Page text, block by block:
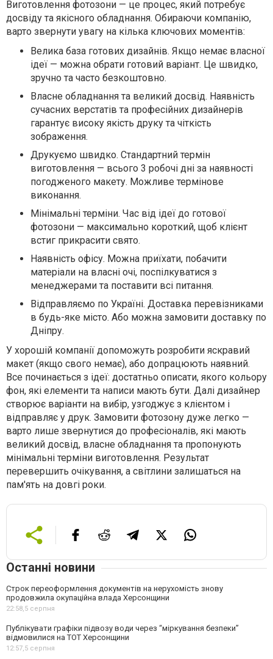
Виготовлення фотозони — це процес, який потребує
досвіду та якісного обладнання. Обираючи компанію,
варто звернути увагу на кілька ключових моментів:
Велика база готових дизайнів. Якщо немає власної
ідеї — можна обрати готовий варіант. Це швидко,
зручно та часто безкоштовно.
Власне обладнання та великий досвід. Наявність
сучасних верстатів та професійних дизайнерів
гарантує високу якість друку та чіткість
зображення.
Друкуємо швидко. Стандартний термін
виготовлення — всього 3 робочі дні за наявності
погодженого макету. Можливе термінове
виконання.
Мінімальні терміни. Час від ідеї до готової
фотозони — максимально короткий, щоб клієнт
встиг прикрасити свято.
Наявність офісу. Можна приїхати, побачити
матеріали на власні очі, поспілкуватися з
менеджерами та поставити всі питання.
Відправляємо по Україні. Доставка перевізниками
в будь-яке місто. Або можна замовити доставку по
Дніпру.
У хорошій компанії допоможуть розробити яскравий
макет (якщо свого немає), або допрацюють наявний.
Все починається з ідеї: достатньо описати, якого кольору
фон, які елементи та написи мають бути. Далі дизайнер
створює варіанти на вибір, узгоджує з клієнтом і
відправляє у друк. Замовити фотозону дуже легко —
варто лише звернутися до професіоналів, які мають
великий досвід, власне обладнання та пропонують
мінімальні терміни виготовлення. Результат
перевершить очікування, а світлини залишаться на
пам'ять на довгі роки.
Останні новини
Строк переоформлення документів на нерухомість знову
продовжила окупаційна влада Херсонщини
22:58,5 серпня
Публікувати графіки підвозу води через “міркування безпеки”
відмовилися на ТОТ Херсонщини
12:57,5 серпня